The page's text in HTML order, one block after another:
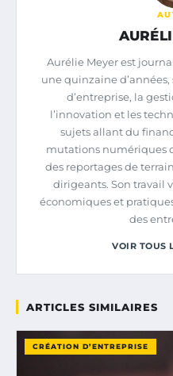
Aurélie Meyer est
une quinzaine
d’entreprise, la
l’innovation et les
sujets allant du
mutations numériques
des reportages de
dirigeants. Son travail
économiques et
des
VOIR TOUS
ARTICLES SIMILAIRES
CRÉATION D’ENTREPRISE